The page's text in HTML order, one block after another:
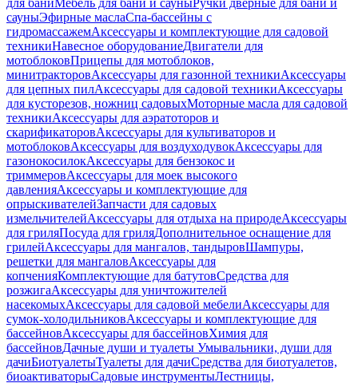
для баниМебель для бани и сауныРучки дверные для бани и
сауныЭфирные маслаСпа-бассейны с
гидромассажемАксессуары и комплектующие для садовой
техникиНавесное оборудованиеДвигатели для
мотоблоковПрицепы для мотоблоков,
минитракторовАксессуары для газонной техникиАксессуары
для цепных пилАксессуары для садовой техникиАксессуары
для кусторезов, ножниц садовыхМоторные масла для садовой
техникиАксессуары для аэратоторов и
скарификаторовАксессуары для культиваторов и
мотоблоковАксессуары для воздуходувокАксессуары для
газонокосилокАксессуары для бензокос и
триммеровАксессуары для моек высокого
давленияАксессуары и комплектующие для
опрыскивателейЗапчасти для садовых
измельчителейАксессуары для отдыха на природеАксессуары
для гриляПосуда для гриляДополнительное оснащение для
грилейАксессуары для мангалов, тандыровШампуры,
решетки для мангаловАксессуары для
копченияКомплектующие для батутовСредства для
розжигаАксессуары для уничтожителей
насекомыхАксессуары для садовой мебелиАксессуары для
сумок-холодильниковАксессуары и комплектующие для
бассейновАксессуары для бассейновХимия для
бассейновДачные души и туалеты Умывальники, души для
дачиБиотуалетыТуалеты для дачиСредства для биотуалетов,
биоактиваторыСадовые инструментыЛестницы,